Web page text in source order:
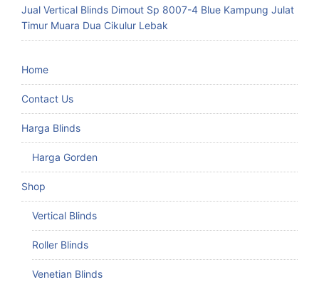
Jual Vertical Blinds Dimout Sp 8007-4 Blue Kampung Julat
Timur Muara Dua Cikulur Lebak
Home
Contact Us
Harga Blinds
Harga Gorden
Shop
Vertical Blinds
Roller Blinds
Venetian Blinds